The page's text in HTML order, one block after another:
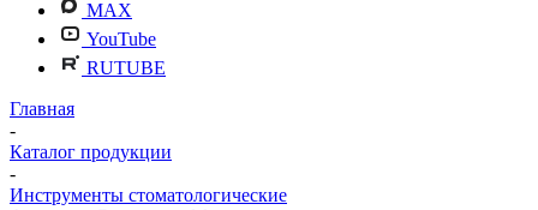
MAX
YouTube
RUTUBE
Главная
-
Каталог продукции
-
Инструменты стоматологические